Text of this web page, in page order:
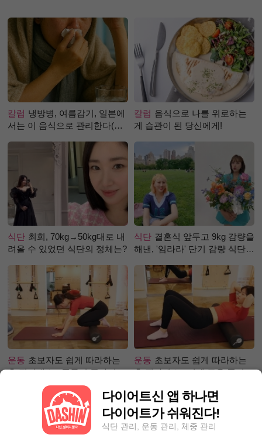
칼럼 냉방병, 여름감기, 일본에
서는 이 음식으로 관리한다(생
칼럼 음식으로 나를 위로하는
게 습관이 된 당신에게!
식단 최희, 70kg→50kg대로 내
려올 수 있었던 식단의 정체는?
식단 결혼식 앞두고 9kg 감량을
해낸, '임라라' 단기 감량 식단
운동 초보자도 쉽게 따라하는
홈 필라테스 - 폼롤러 종아리 알
운동 초보자도 쉽게 따라하는
홈 필라테스 –어깨 근육 풀어주
다이어트신 앱 하나면
다이어트가 쉬워진다!
식단 관리, 운동 관리, 체중 관리